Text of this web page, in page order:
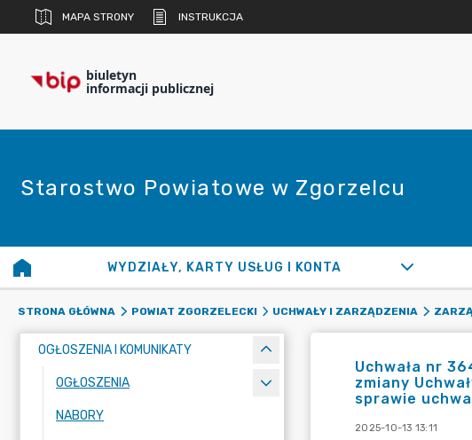
MAPA STRONY INSTRUKCJA
biuletyn
informacji publicznej
Starostwo Powiatowe w Zgorzelcu
WYDZIAŁY, KARTY USŁUG I KONTA
STRONA GŁÓWNA POWIAT ZGORZELECKI UCHWAŁY I ZARZĄDZENIA
OGŁOSZENIA I KOMUNIKATY
OGŁOSZENIA
NABORY
Uchwała nr
zmiany
sprawie
2025-10-13 13:11